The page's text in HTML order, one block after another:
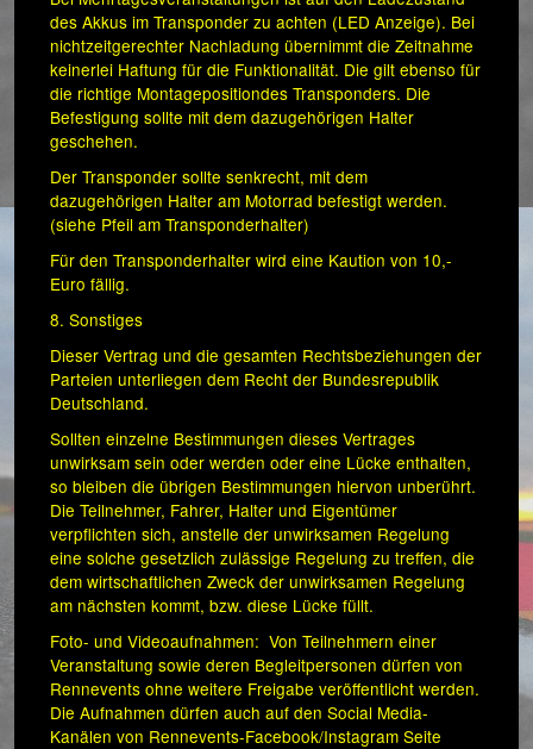
des Akkus im Transponder zu achten (LED Anzeige). Bei
nichtzeitgerechter Nachladung übernimmt die Zeitnahme
keinerlei Haftung für die Funktionalität. Die gilt ebenso für
die richtige Montagepositiondes Transponders. Die
Befestigung sollte mit dem dazugehörigen Halter
geschehen.
Der Transponder sollte senkrecht, mit dem
dazugehörigen Halter am Motorrad befestigt werden.
(siehe Pfeil am Transponderhalter)
Für den Transponderhalter wird eine Kaution von 10,-
Euro fällig.
8. Sonstiges
Dieser Vertrag und die gesamten Rechtsbeziehungen der
Parteien unterliegen dem Recht der Bundesrepublik
Deutschland.
Sollten einzelne Bestimmungen dieses Vertrages
unwirksam sein oder werden oder eine Lücke enthalten,
so bleiben die übrigen Bestimmungen hiervon unberührt.
Die Teilnehmer, Fahrer, Halter und Eigentümer
verpflichten sich, anstelle der unwirksamen Regelung
eine solche gesetzlich zulässige Regelung zu treffen, die
dem wirtschaftlichen Zweck der unwirksamen Regelung
am nächsten kommt, bzw. diese Lücke füllt.
Foto- und Videoaufnahmen: Von Teilnehmern einer
Veranstaltung sowie deren Begleitpersonen dürfen von
Rennevents ohne weitere Freigabe veröffentlicht werden.
Die Aufnahmen dürfen auch auf den Social Media-
Kanälen von Rennevents-Facebook/Instagram Seite